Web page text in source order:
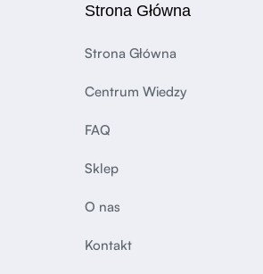
Strona Główna
Strona Główna
Centrum Wiedzy
FAQ
Sklep
O nas
Kontakt